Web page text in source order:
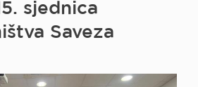
sjednica
Saveza